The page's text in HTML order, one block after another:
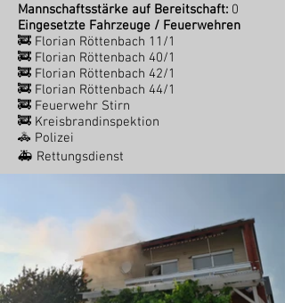
Mannschaftsstärke auf Bereitschaft: 0
Eingesetzte Fahrzeuge / Feuerwehren
🚒 Florian Röttenbach 11/1
🚒 Florian Röttenbach 40/1
🚒 Florian Röttenbach 42/1
🚒 Florian Röttenbach 44/1
🚒 Feuerwehr Stirn
🚒 Kreisbrandinspektion
🚓 Polizei
🚑 Rettungsdienst